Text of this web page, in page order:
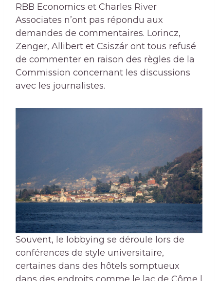
RBB Economics et Charles River
Associates n’ont pas répondu aux
demandes de commentaires. Lorincz,
Zenger, Allibert et Csiszár ont tous refusé
de commenter en raison des règles de la
Commission concernant les discussions
avec les journalistes.
Souvent, le lobbying se déroule lors de
conférences de style universitaire,
certaines dans des hôtels somptueux
dans des endroits comme le lac de Côme |